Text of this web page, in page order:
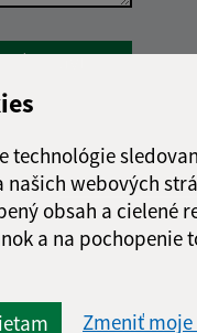
technológie
webových
obsah a cielené
a na pochopenie
Zmeniť
Response
správu